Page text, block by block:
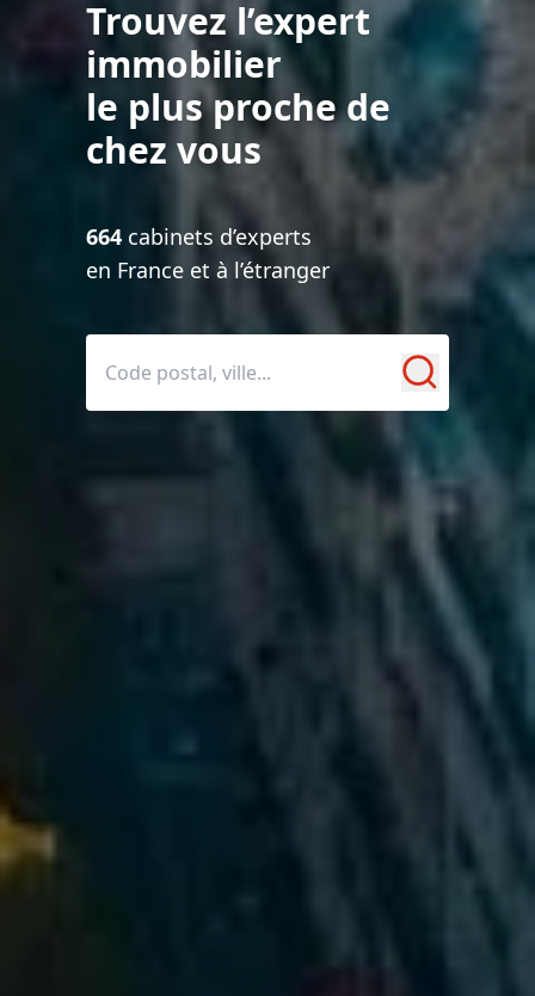
Trouvez l’expert
immobilier
le plus proche de
chez vous
664 cabinets d’experts
en France et à l’étranger